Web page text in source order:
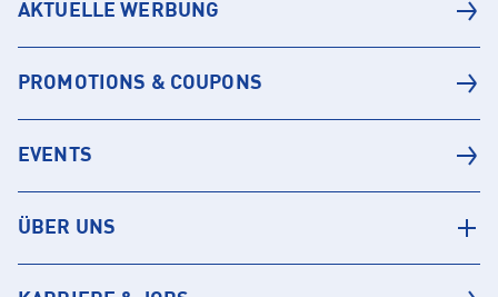
AKTUELLE WERBUNG
PROMOTIONS & COUPONS
EVENTS
ÜBER UNS